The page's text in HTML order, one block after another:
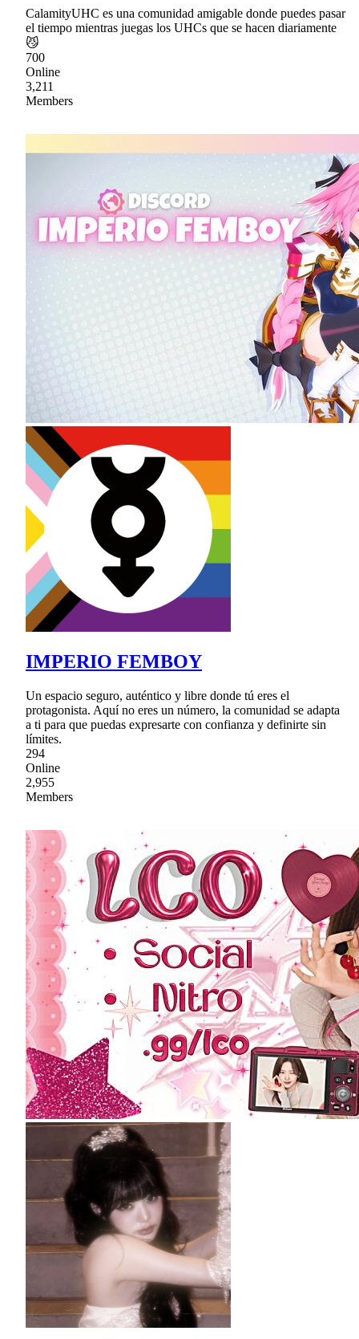
CalamityUHC es una comunidad amigable donde puedes pasar
el tiempo mientras juegas los UHCs que se hacen diariamente
😼
700
Online
3,211
Members
IMPERIO FEMBOY
Un espacio seguro, auténtico y libre donde tú eres el
protagonista. Aquí no eres un número, la comunidad se adapta
a ti para que puedas expresarte con confianza y definirte sin
límites.
294
Online
2,955
Members